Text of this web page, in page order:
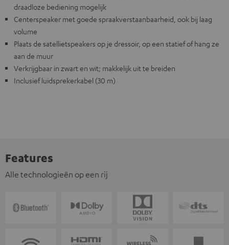
draadloze bediening mogelijk
Centerspeaker met goede spraakverstaanbaarheid, ook bij laag
volume
Plaats de satellietspeakers op je dressoir, op een statief of hang ze
aan de muur
Verkrijgbaar in zwart en wit; makkelijk uit te breiden
Inclusief luidsprekerkabel (30 m)
Features
Alle technologieën op een rij